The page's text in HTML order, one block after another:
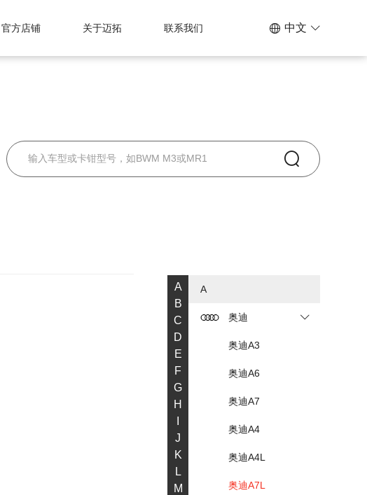
官方店铺 关于迈拓 联系我们 中文
A
B
C
D
E
F
G
H
J
K
L
M
A
奥迪
奥迪A3
奥迪A6
奥迪A7
奥迪A4
奥迪A4L
奥迪A7L